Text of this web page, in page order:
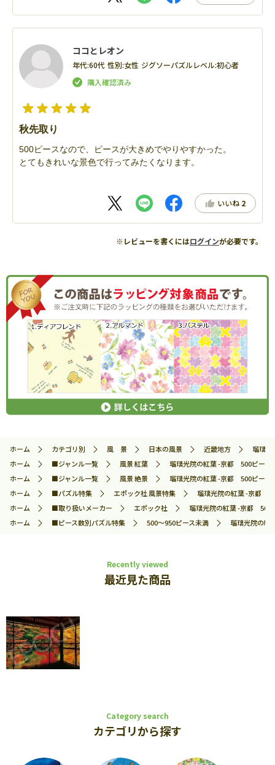
ココとレオン
年代:60代 性別:女性 ジグソーパズルレベル:初心者
秋先取り
500ピースなので、ピースが大きめでやりやすかった。
とてもきれいな景色で行ってみたくなります。
いいね 2
※レビューを書くにはログインが必要です。
ホーム カテゴリ別 風 景 日本の風景 近畿地方
瑠璃
ホーム
■ジャンル一覧 風景 紅葉
瑠璃光院の紅葉 -京都 500ピー
ホーム
■ジャンル一覧 風景 絶景
瑠璃光院の紅葉 -京都 500ピー
ホーム
■パズル特集 エポック社 風景特集
瑠璃光院の紅葉 -京都
ホーム
■取り扱いメーカー エポック社
瑠璃光院の紅葉 -京都
ホーム
■ピース数別パズル特集 500～950ピース未満 瑠璃光院の
Recently viewed
最近見た商品
Category search
カテゴリから探す